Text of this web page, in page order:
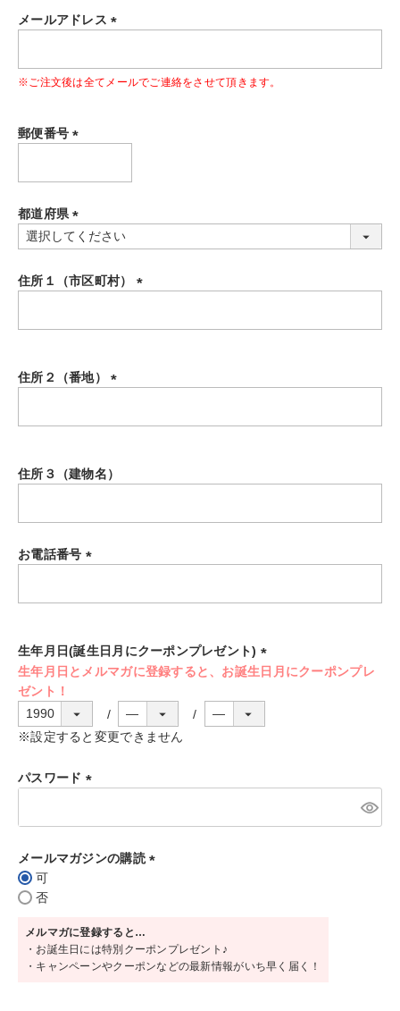
メールアドレス
須
※ご注文後は全てメールでご連絡をさせて頂きます。
郵便番号
)
都道府県
(
須
住所１（市区町村）
住所２（番地）
住所３（建物名）
お電話番号
生年月日(誕生日月にクーポンプレゼント)
(
※設定すると変更できません
パスワード
)
メールマガジンの購読
)
可
否
メルマガに登録すると…
・お誕生日には特別クーポンプレゼント♪
・キャンペーンやクーポンなどの最新情報がいち早く届く！